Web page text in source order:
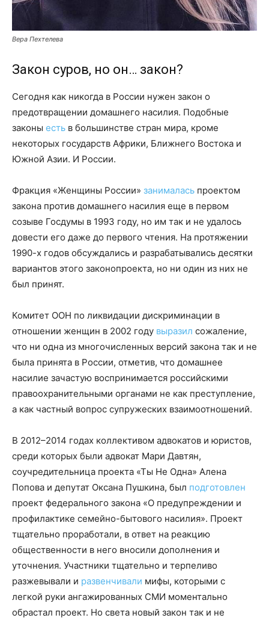
Вера Пехтелева
Закон суров, но он… закон?
Сегодня как никогда в России нужен закон о
предотвращении домашнего насилия. Подобные
законы есть в большинстве стран мира, кроме
некоторых государств Африки, Ближнего Востока и
Южной Азии. И России.
Фракция «Женщины России» занималась проектом
закона против домашнего насилия еще в первом
созыве Госдумы в 1993 году, но им так и не удалось
довести его даже до первого чтения. На протяжении
1990-х годов обсуждались и разрабатывались десятки
вариантов этого законопроекта, но ни один из них не
был принят.
Комитет ООН по ликвидации дискриминации в
отношении женщин в 2002 году выразил сожаление,
что ни одна из многочисленных версий закона так и не
была принята в России, отметив, что домашнее
насилие зачастую воспринимается российскими
правоохранительными органами не как преступление,
а как частный вопрос супружеских взаимоотношений.
В 2012–2014 годах коллективом адвокатов и юристов,
среди которых были адвокат Мари Давтян,
соучредительница проекта «Ты Не Одна» Алена
Попова и депутат Оксана Пушкина, был подготовлен
проект федерального закона «О предупреждении и
профилактике семейно-бытового насилия». Проект
тщательно проработали, в ответ на реакцию
общественности в него вносили дополнения и
уточнения. Участники тщательно и терпеливо
разжевывали и развенчивали мифы, которыми с
легкой руки ангажированных СМИ моментально
обрастал проект. Но света новый закон так и не